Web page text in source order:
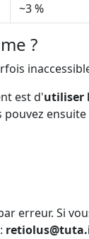
~3 %
?
est d'utiliser
pouvez
erreur. Si